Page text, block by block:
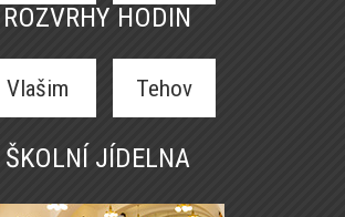
ROZVRHY HODIN
Vlašim Tehov
ŠKOLNÍ JÍDELNA